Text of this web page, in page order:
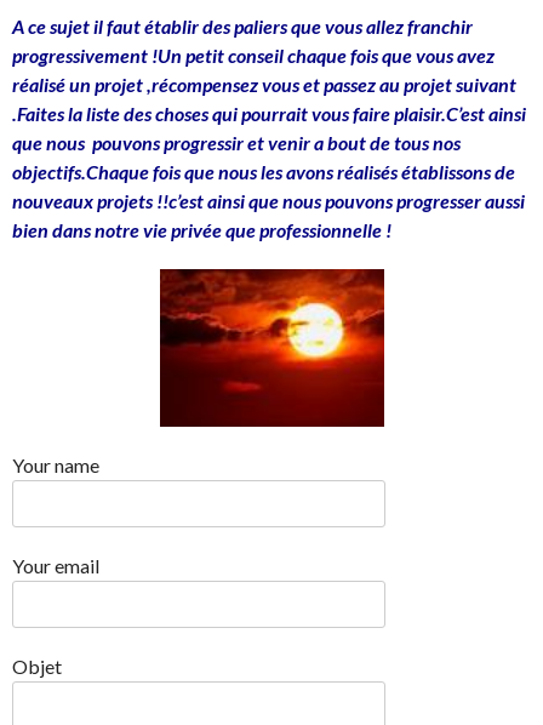
A ce sujet il faut établir des paliers que vous allez franchir
progressivement !Un petit conseil chaque fois que vous avez
réalisé un projet ,récompensez vous et passez au projet suivant
.Faites la liste des choses qui pourrait vous faire plaisir.C’est ainsi
que nous pouvons progressir et venir a bout de tous nos
objectifs.Chaque fois que nous les avons réalisés établissons de
nouveaux projets !!c’est ainsi que nous pouvons progresser aussi
bien dans notre vie privée que professionnelle !
Your name
Your email
Objet